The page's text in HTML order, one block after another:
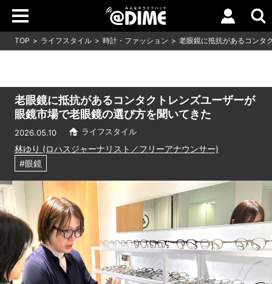
TOP ライフスタイル 時計・ファッション 老眼鏡に抵抗があるコンタ
老眼鏡に抵抗があるコンタクトレンズユーザーが
眼鏡市場で老眼鏡の選び方を聞いてきた
2026.05.10 ライフスタイル
林ゆり (ロハスジャーナリスト／フリーアナウンサー)
#眼鏡